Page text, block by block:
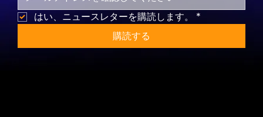
はい、ニュースレターを購読します。
*
購読する